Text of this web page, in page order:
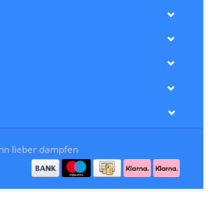
lieber dampfen